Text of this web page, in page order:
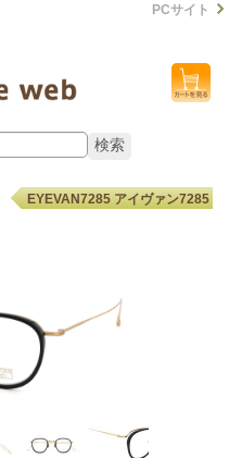
PCサイト
EYEVAN7285 アイヴァン7285